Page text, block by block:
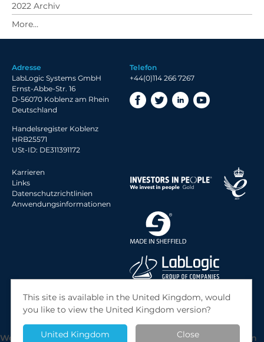
2022 Archiv
2021 Archiv
2020 Archiv
2018 Archiv
Adresse
LabLogic Systems GmbH
Ernst-Abbe-Str. 16
D-56070 Koblenz am Rhein
Deutschland
Handelsregister Koblenz
HRB25571
USt-ID: DE311391172
Telefon
+44(0)114 266 7267
Karrieren
Links
Datenschutzrichtlinien
Anwendungsinformationen
© 2026 LabLogic Systems Ltd.
Site by Jack Sleight
This site is available in the United Kingdom, would
you like to view the United Kingdom version?
United Kingdom Close
We use cookies to give you the best possible experience on